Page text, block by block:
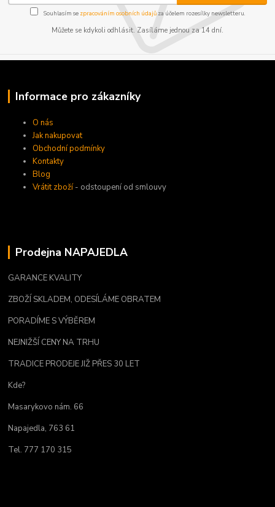
Souhlasím se zpracováním osobních údajůza účelem rozesílky newsletteru.
Můžete se kdykoli odhlásit. Zasíláme jednou za 14 dní.
Informace pro zákazníky
O nás
Jak nakupovat
Obchodní podmínky
Kontakty
Blog
Vrátit zboží- odstoupení od smlouvy
Prodejna NAPAJEDLA
GARANCE KVALITY
ZBOŽÍ SKLADEM, ODESÍLÁME OBRATEM
PORADÍME S VÝBĚREM
NEJNIŽŠÍ CENY NA TRHU
TRADICE PRODEJE JIŽ PŘES 30 LET
Kde?
Masarykovo nám. 66
Napajedla, 763 61
Tel. 777 170 315